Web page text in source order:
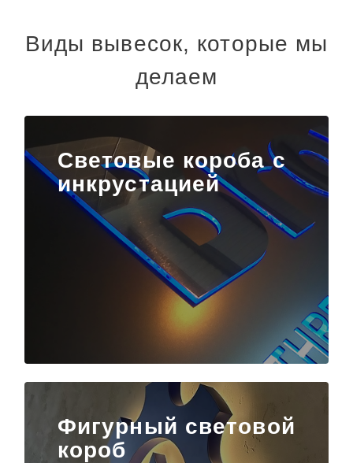
Виды вывесок, которые мы
делаем
Световые короба с
инкрустацией
Фигурный световой
короб